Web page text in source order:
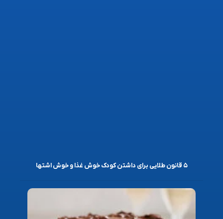
۵ قانون طلایی برای داشتن کودک خوش غذا و خوش اشتها